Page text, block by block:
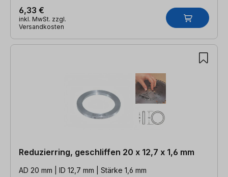
6,33 €
inkl. MwSt. zzgl.
Versandkosten
Reduzierring, geschliffen 20 x 12,7 x 1,6 mm
AD 20 mm | ID 12,7 mm | Stärke 1,6 mm